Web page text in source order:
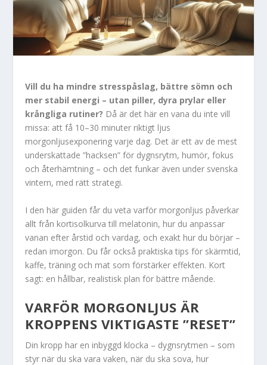
Vill du ha mindre stresspåslag, bättre sömn och
mer stabil energi – utan piller, dyra prylar eller
krångliga rutiner? Då är det här en vana du inte vill
missa: att få 10–30 minuter riktigt ljus
morgonljusexponering varje dag. Det är ett av de mest
underskattade ”hacksen” för dygnsrytm, humör, fokus
och återhämtning – och det funkar även under svenska
vintern, med rätt strategi.
I den här guiden får du veta varför morgonljus påverkar
allt från kortisolkurva till melatonin, hur du anpassar
vanan efter årstid och vardag, och exakt hur du börjar –
redan imorgon. Du får också praktiska tips för skärmtid,
kaffe, träning och mat som förstärker effekten. Kort
sagt: en hållbar, realistisk plan för bättre mående.
VARFÖR MORGONLJUS ÄR
KROPPENS VIKTIGASTE ”RESET”
Din kropp har en inbyggd klocka – dygnsrytmen – som
styr när du ska vara vaken, när du ska sova, hur